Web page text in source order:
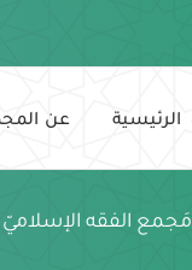
الرئيسية عن
مَجمع الفقه الإسلاميّ